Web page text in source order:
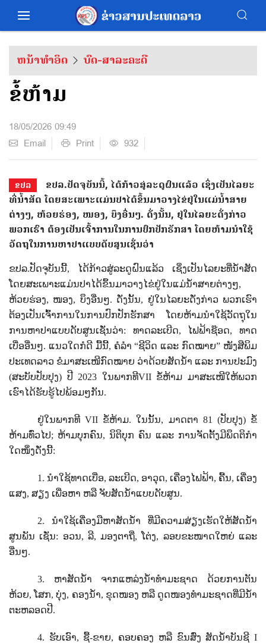
ຫນ້າທຳອິດ ບົດ-ສາລະຄະດີ
ຂໍ້ຫ້າມ
18/05/2026 09:49
Email
Print 932
ຂປລ
ຂປລ.ປັດຈຸບັນນີ້, ໄດ້ກ້າວສູ່ລະດູຝົນແລ້ວ ເຊິ່ງເປັນໄລຍະ
ທີ່ນ້ຳສັດ ໂດຍສະເພາະແມ່ນປາໄດ້ຂຶ້ນມາວາງໄຂ່ຢູ່ໃນແມ່ນ້ຳສາຍ
ຕ່າງໆ, ຫ້ວຍຮ່ອງ, ໜອງ, ບຶງອື່ນໆ. ດັ່ງນັ້ນ, ຢູ່ໃນໄລຍະດັ່ງກ່າວ
ພວກເຮົາ ຕ້ອງເປັນເຈົ້າການໃນການປົກປັກຮັກສາ ໂດຍຫ້າມນຳໃຊ້
ວັດຖຸໃນການຫາປາແບບດັບສູນເຊັ່ນວ່າ
ຂປລ.ປັດຈຸບັນນີ້, ໄດ້ກ້າວສູ່ລະດູຝົນແລ້ວ ເຊິ່ງເປັນໄລຍະທີ່ນ້ຳສັດ
ໂດຍສະເພາະແມ່ນປາໄດ້ຂຶ້ນມາວາງໄຂ່ຢູ່ໃນແມ່ນ້ຳສາຍຕ່າງໆ,
ຫ້ວຍຮ່ອງ, ໜອງ, ບຶງອື່ນໆ. ດັ່ງນັ້ນ, ຢູ່ໃນໄລຍະດັ່ງກ່າວ ພວກເຮົາ
ຕ້ອງເປັນເຈົ້າການໃນການປົກປັກຮັກສາ ໂດຍຫ້າມນຳໃຊ້ວັດຖຸໃນ
ການຫາປາແບບດັບສູນເຊັ່ນວ່າ: ທາດລະເບີດ, ໄຟຟ້າຊ໊ອດ, ທາດ
ເບື່ອອື່ນໆ. ແນວໃດກໍດີ ມື້ນີ້, ຄໍລຳ“ຊີວິດ ແລະ ກົດໝາຍ” ໜັງສືພິມ
ປະເທດລາວ ຂໍມາສະເໜີກົດໝາຍ ວ່າດ້ວຍສັດນ້ຳ ແລະ ການປະມົງ
(ສະບັບປັບປຸງ) ປີ 2023 ໃນພາກທີVII ຂໍ້ຫ້າມ ມາສະເໜີໃຫ້ພວກ
ເຮົາໄດ້ຮັບຮູ້ໄປພ້ອມໆກັນ.
ຢູ່ໃນພາກທີVII ຂໍ້ຫ້າມ. ໃນນັ້ນ, ມາດຕາ 81 (ປັບປຸງ) ຂໍ້
ຫ້າມທົ່ວໄປ; ຫ້າມບຸກຄົນ, ນິຕິບຸກ ຄົນ ແລະ ການຈັດຕັ້ງມີພຶດຕິກໍາ
ໃດໜຶ່ງດັ່ງນີ້:
1. ນໍາໃຊ້ທາດເບື່ອ, ລະເບີດ, ອາວຸດ, ເຄື່ອງໄຟຟ້າ, ຄື້ນ, ເຄື່ອງ
ແສງ, ສຽງ ເພື່ອຫາ ຫລື ຈັບສັດນໍ້າແບບດັບສູນ.
2. ນໍາໃຊ້ເຄື່ອງມືຫາສັດນໍ້າ ທີ່ມີຄວາມສ່ຽງເຮັດໃຫ້ສັດນໍ້າ
ສູນພັນ ເຊັ່ນ: ອວນ, ລີ,ມອງຕາຖີ່,ໂຕ່ງ, ລອບຂະໜາດໃຫຍ່ ແລະ
ອື່ນໆ.
3. ຫາສັດນໍ້າ ຈາກແຫລ່ງນໍ້າທໍາມະຊາດ ດ້ວຍການຕັນ
ຫ້ວຍ,ໂສກ,ບຸ່ງ, ຄອງນໍ້າ, ຂຸດໜອງ ຫລື ດູດໜອງທໍາມະຊາດທີ່ມີນໍ້າ
ຕະຫລອດປີ.
4. ຮັບເອົາ, ຊື້-ຂາຍ, ຄອບຄອງ ຫລື ຂົນສົ່ງ ສັດນ້ຳບັນຊີI